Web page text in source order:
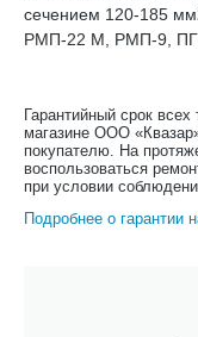
сечением 120-185
РМП-22 М, РМП-9,
Гарантийный срок
магазине ООО
покупателю. На
воспользоваться
при условии
Подробнее о гарантии